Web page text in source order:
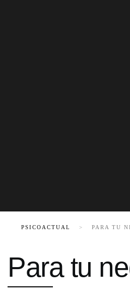
PSICOACTUAL > PARA TU
Para tu